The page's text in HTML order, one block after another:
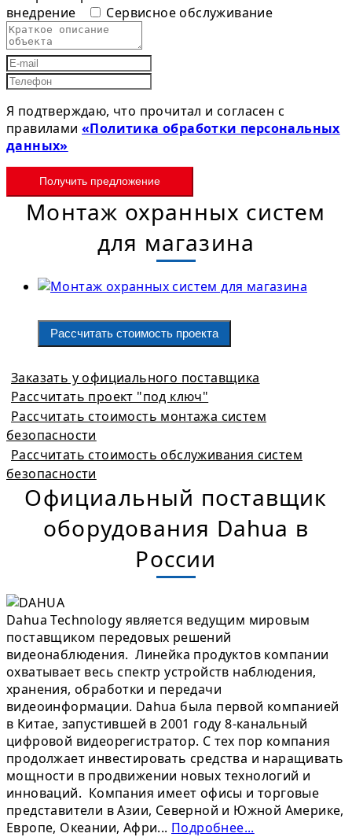
внедрение
Сервисное обслуживание
Я подтверждаю, что прочитал и согласен с
правилами«Политика обработки персональных
данных»
Получить предложение
Монтаж охранных систем
для магазина
Рассчитать стоимость проекта
Заказать у официального поставщика
Рассчитать проект "под ключ"
Рассчитать стоимость монтажа систем
безопасности
Рассчитать стоимость обслуживания систем
безопасности
Официальный поставщик
оборудования Dahua в
России
Dahua Technology является ведущим мировым
поставщиком передовых решений
видеонаблюдения. Линейка продуктов компании
охватывает весь спектр устройств наблюдения,
хранения, обработки и передачи
видеоинформации. Dahua была первой компанией
в Китае, запустившей в 2001 году 8-канальный
цифровой видеорегистратор. С тех пор компания
продолжает инвестировать средства и наращивать
мощности в продвижении новых технологий и
инноваций. Компания имеет офисы и торговые
представители в Азии, Северной и Южной Америке,
Европе, Океании, Афри... Подробнее...